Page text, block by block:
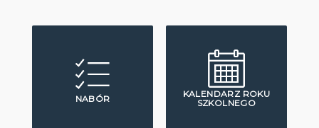
NABÓR
KALENDARZ ROKU
SZKOLNEGO